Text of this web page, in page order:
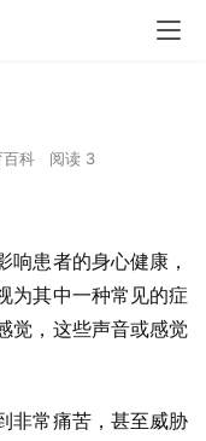
百科 阅读 3
响患者的身心健康，
为其中一种常见的症
觉，这些声音或感觉
非常痛苦，甚至威胁